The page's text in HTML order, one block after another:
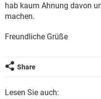
FACEBOOK
hab kaum Ahnung davon
machen.
Freundliche Grüße
Share
Lesen Sie auch: